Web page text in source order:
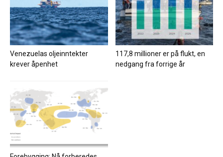
Venezuelas oljeinntekter
krever åpenhet
117,8 millioner er på flukt, en
nedgang fra forrige år